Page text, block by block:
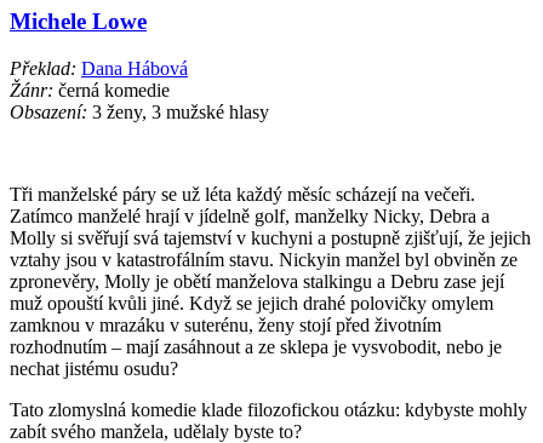
Michele Lowe
Překlad: Dana Hábová
Žánr: černá komedie
Obsazení: 3 ženy, 3 mužské hlasy
Tři manželské páry se už léta každý měsíc scházejí na večeři.
Zatímco manželé hrají v jídelně golf, manželky Nicky, Debra a
Molly si svěřují svá tajemství v kuchyni a postupně zjišťují, že jejich
vztahy jsou v katastrofálním stavu. Nickyin manžel byl obviněn ze
zpronevěry, Molly je obětí manželova stalkingu a Debru zase její
muž opouští kvůli jiné. Když se jejich drahé polovičky omylem
zamknou v mrazáku v suterénu, ženy stojí před životním
rozhodnutím – mají zasáhnout a ze sklepa je vysvobodit, nebo je
nechat jistému osudu?
Tato zlomyslná komedie klade filozofickou otázku: kdybyste mohly
zabít svého manžela, udělaly byste to?